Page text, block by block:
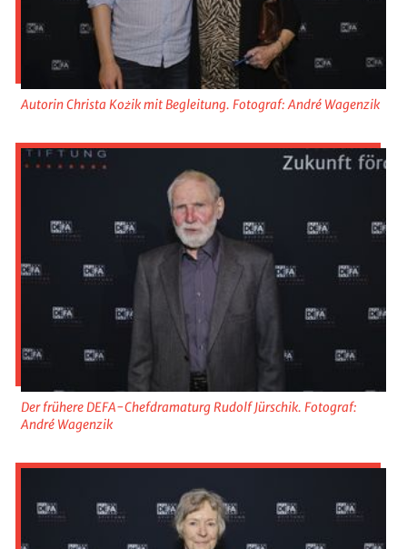
Autorin Christa Kożik mit Begleitung. Fotograf: André Wagenzik
Der frühere DEFA-Chefdramaturg Rudolf Jürschik. Fotograf:
André Wagenzik